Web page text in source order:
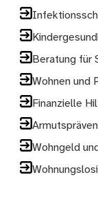
Beratung für
Wohnen und
Finanzielle
Wohngeld